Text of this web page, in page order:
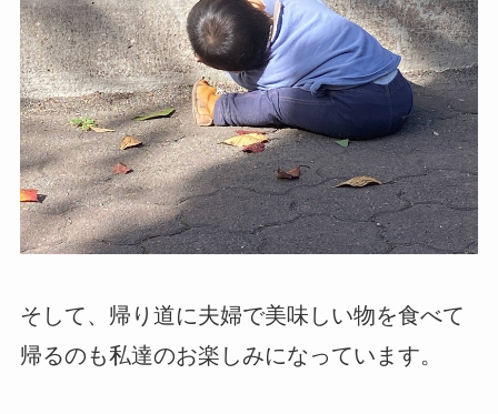
そして、帰り道に夫婦で美味しい物を食べて
帰るのも私達のお楽しみになっています。